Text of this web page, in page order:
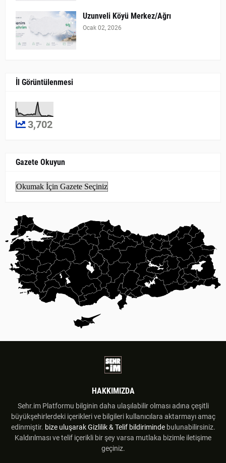
Uzunveli Köyü Merkez/Ağrı
Ocak 02, 2026
İl Görüntülenmesi
3,702
Gazete Okuyun
HAKKIMIZDA
Sehr.im Platformu bilginin daha ulaşılabilir olması adına çeşitli
büyükşehirlerdeki içerikleri ve bilgileri kullanıcılara aktarmayı amaç
edinmiştir. bize uluşarak Gizlilik & Telif bildiriminde bulunabilirsiniz.
Kaldırılması ve telif içerikli bir şey varsa mutlaka bizimle iletişime
geçiniz.